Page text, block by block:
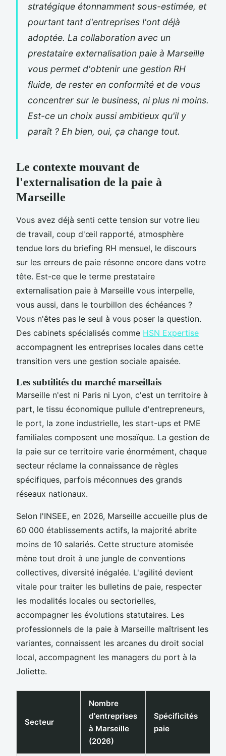
stratégique étonnamment sous-estimée, et
pourtant tant d'entreprises l'ont déjà
adoptée. La collaboration avec un
prestataire externalisation paie à Marseille
vous permet d'obtenir une gestion RH
fluide, de rester en conformité et de vous
concentrer sur le business, ni plus ni moins.
Est-ce un choix aussi ambitieux qu'il y
paraît ? Eh bien, oui, ça change tout.
Le contexte mouvant de
l'externalisation de la paie à
Marseille
Vous avez déjà senti cette tension sur votre lieu
de travail, coup d'œil rapporté, atmosphère
tendue lors du briefing RH mensuel, le discours
sur les erreurs de paie résonne encore dans votre
tête. Est-ce que le terme prestataire
externalisation paie à Marseille vous interpelle,
vous aussi, dans le tourbillon des échéances ?
Vous n'êtes pas le seul à vous poser la question.
Des cabinets spécialisés comme HSN Expertise
accompagnent les entreprises locales dans cette
transition vers une gestion sociale apaisée.
Les subtilités du marché marseillais
Marseille n'est ni Paris ni Lyon, c'est un territoire à
part, le tissu économique pullule d'entrepreneurs,
le port, la zone industrielle, les start-ups et PME
familiales composent une mosaïque. La gestion de
la paie sur ce territoire varie énormément, chaque
secteur réclame la connaissance de règles
spécifiques, parfois méconnues des grands
réseaux nationaux.
Selon l'INSEE, en 2026, Marseille accueille plus de
60 000 établissements actifs, la majorité abrite
moins de 10 salariés. Cette structure atomisée
mène tout droit à une jungle de conventions
collectives, diversité inégalée. L'agilité devient
vitale pour traiter les bulletins de paie, respecter
les modalités locales ou sectorielles,
accompagner les évolutions statutaires. Les
professionnels de la paie à Marseille maîtrisent les
variantes, connaissent les arcanes du droit social
local, accompagnent les managers du port à la
Joliette.
Secteur
Nombre
d'entreprises
à Marseille
(2026)
Spécificités
paie